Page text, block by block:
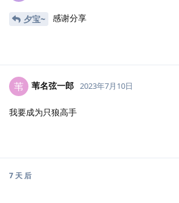
夕宝~ 感谢分享
苇 苇名弦一郎 2023年7月10日
我要成为只狼高手
7 天 后